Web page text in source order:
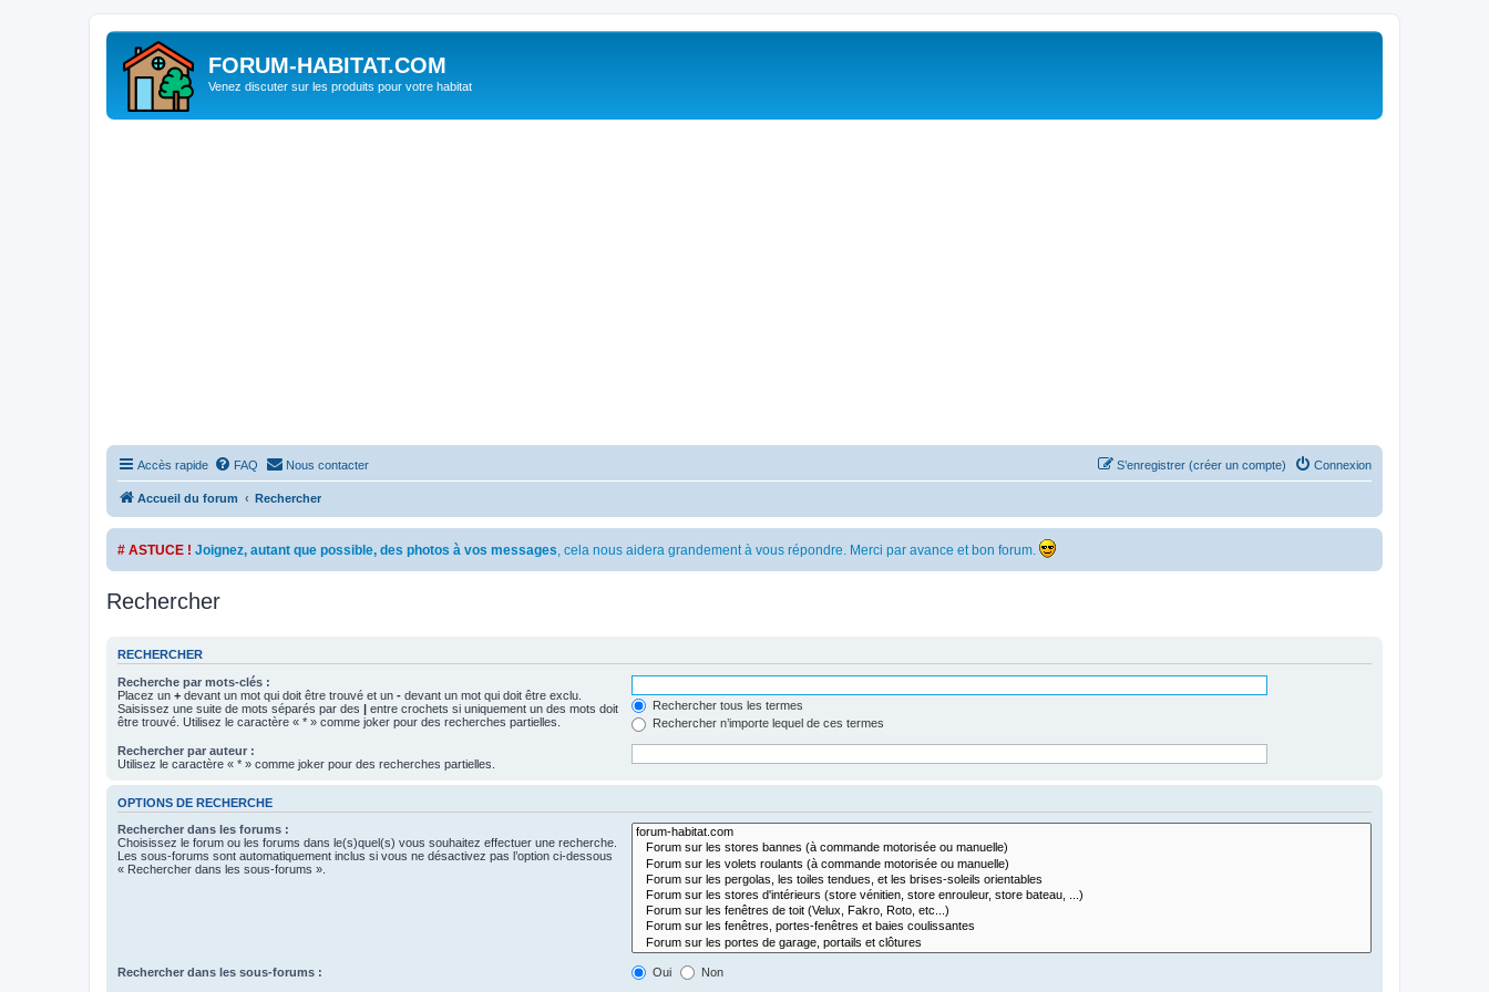
FORUM-HABITAT.COM
Venez discuter sur les produits pour votre habitat
Accès rapide FAQ Nous contacter Connexion
S’enregistrer (créer un compte)
Accueil du forum Rechercher
# ASTUCE ! Joignez, autant que possible, des photos à vos messages, cela nous aidera grandement à vous répondre. Merci par avance et bon forum.
Rechercher
RECHERCHER
Recherche par mots-clés :
Placez un + devant un mot qui doit être trouvé et un - devant un mot qui doit être exclu.
Saisissez une suite de mots séparés par des | entre crochets si uniquement un des mots doit
être trouvé. Utilisez le caractère « * » comme joker pour des recherches partielles.
Rechercher tous les termes
Rechercher n’importe lequel de ces termes
Rechercher par auteur :
Utilisez le caractère « * » comme joker pour des recherches partielles.
OPTIONS DE RECHERCHE
Rechercher dans les forums :
Choisissez le forum ou les forums dans le(s)quel(s) vous souhaitez effectuer une recherche.
Les sous-forums sont automatiquement inclus si vous ne désactivez pas l’option ci-dessous
« Rechercher dans les sous-forums ».
Rechercher dans les sous-forums : Oui Non